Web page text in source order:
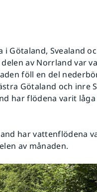
Götaland, Svealand
av Norrland var
föll en del
Götaland och inre
har flödena varit
har vattenflödena
av månaden.